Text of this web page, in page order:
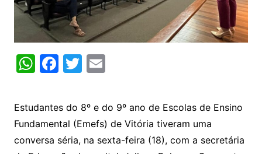
W
at
s
A
F
c
e
b
T
itt
er
E
ai
l
Estudantes do 8º e do 9º ano de Escolas de Ensino
Fundamental (Emefs) de Vitória tiveram uma
conversa séria, na sexta-feira (18), com a secretária